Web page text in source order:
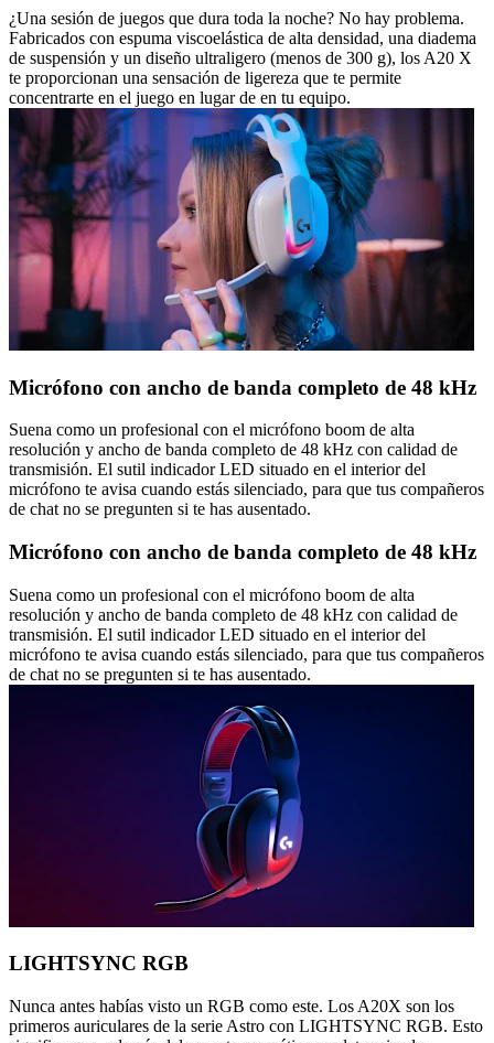
¿Una sesión de juegos que dura toda la noche? No hay problema.
Fabricados con espuma viscoelástica de alta densidad, una diadema
de suspensión y un diseño ultraligero (menos de 300 g), los A20 X
te proporcionan una sensación de ligereza que te permite
concentrarte en el juego en lugar de en tu equipo.
Micrófono con ancho de banda completo de 48 kHz
Suena como un profesional con el micrófono boom de alta
resolución y ancho de banda completo de 48 kHz con calidad de
transmisión. El sutil indicador LED situado en el interior del
micrófono te avisa cuando estás silenciado, para que tus compañeros
de chat no se pregunten si te has ausentado.
Micrófono con ancho de banda completo de 48 kHz
Suena como un profesional con el micrófono boom de alta
resolución y ancho de banda completo de 48 kHz con calidad de
transmisión. El sutil indicador LED situado en el interior del
micrófono te avisa cuando estás silenciado, para que tus compañeros
de chat no se pregunten si te has ausentado.
LIGHTSYNC RGB
Nunca antes habías visto un RGB como este. Los A20X son los
primeros auriculares de la serie Astro con LIGHTSYNC RGB. Esto